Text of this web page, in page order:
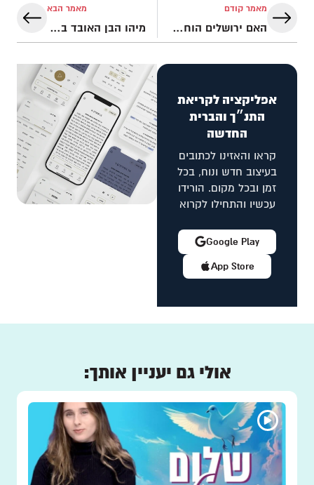
מאמר קודם
האם ירושלים הוחלפה? | והגית בו
מאמר הבא
מיהו הבן האובד במשל של ישוע? | והגית בו
אפליקציה לקריאת
התנ״ך והברית
החדשה
קראו והאזינו לכתובים
בעיצוב חדש ונוח, בכל
זמן ובכל מקום. הורידו
עכשיו והתחילו לקרוא
App Store
Google Play
אולי גם יעניין אותך: